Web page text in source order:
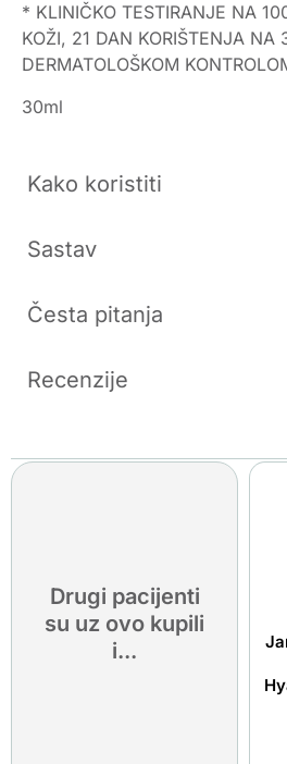
* KLINIČKO TESTIRANJE NA
KOŽI, 21 DAN KORIŠTENJA NA
DERMATOLOŠKOM
30ml
Kako koristiti
Sastav
Česta pitanja
Recenzije
Drugi pacijenti
su uz ovo kupili
i...